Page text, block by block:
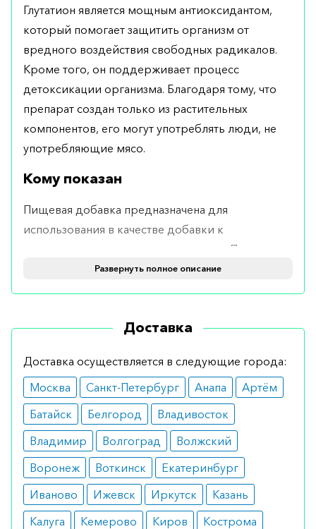
Глутатион является мощным антиоксидантом,
который помогает защитить организм от
вредного воздействия свободных радикалов.
Кроме того, он поддерживает процесс
детоксикации организма. Благодаря тому, что
препарат создан только из растительных
компонентов, его могут употреблять люди, не
употребляющие мясо.
Кому показан
Пищевая добавка предназначена для
использования в качестве добавки к
ежедневному рациону по глутатиону. Подходит
для людей, придерживающихся безмясной
Противопоказания
составляющих веществ. Также добавку нельзя
применять детям, беременным женщинам
(включая женщин, планирующих беременность)
и кормящим матерям.
Как принимать
Рекомендуемая суточная доза: одна капсула.
Рекомендуется принимать натощак.
Развернуть полное описание
Доставка
Доставка осуществляется в следующие города:
Москва
Санкт-Петербург Анапа
Артём
Батайск
Белгород
Владивосток
Владимир
Волгоград
Волжский
Воронеж
Воткинск
Екатеринбург
Иваново
Ижевск Иркутск
Казань
Калуга
Кемерово Киров
Кострома